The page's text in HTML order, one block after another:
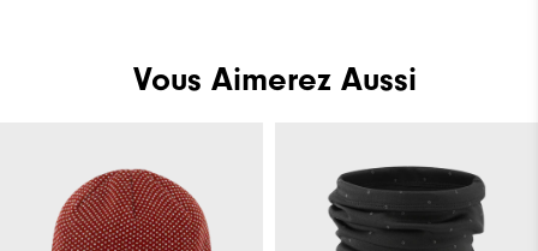
Vous Aimerez Aussi